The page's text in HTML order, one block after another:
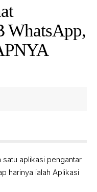
WhatsApp,
satu aplikasi pengantar
harinya ialah Aplikasi